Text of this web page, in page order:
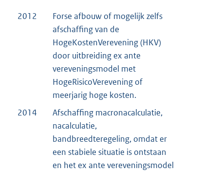
2012
Forse afbouw of mogelijk zelfs
afschaffing van de
HogeKostenVerevening (HKV)
door uitbreiding ex ante
vereveningsmodel met
HogeRisicoVerevening of
meerjarig hoge kosten.
2014
Afschaffing macronacalculatie,
nacalculatie,
bandbreedteregeling, omdat er
een stabiele situatie is ontstaan
en het ex ante vereveningsmodel